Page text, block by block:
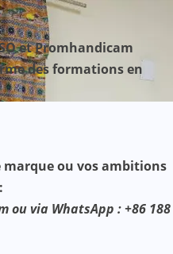
et Promhandicam
des formations en
ou vos ambitions
ou via WhatsApp : +86 188